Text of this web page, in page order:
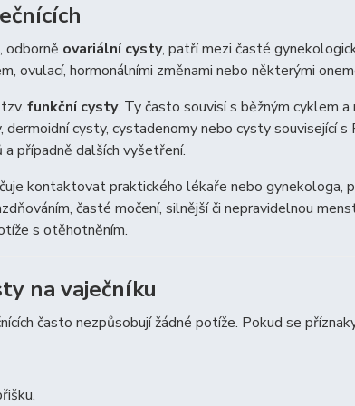
odborně ovariální cysty, patří mezi časté
ovulací, hormonálními změnami nebo některými
funkční cysty. Ty často souvisí s běžným cyklem
dermoidní cysty, cystadenomy nebo cysty související
případně dalších vyšetření.
kontaktovat praktického lékaře nebo gynekologa,
časté močení, silnější či nepravidelnou
s otěhotněním.
na vaječníku
často nezpůsobují žádné potíže. Pokud se